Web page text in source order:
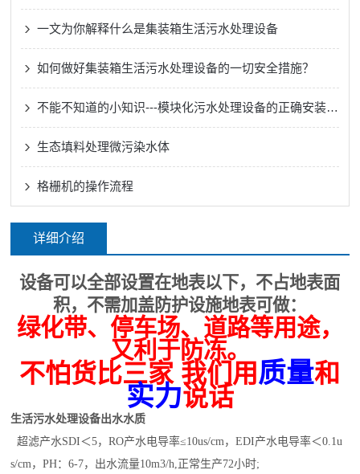
一文为你解释什么是集装箱生活污水处理设备
如何做好集装箱生活污水处理设备的一切安全措施？
不能不知道的小知识---模块化污水处理设备的正确安装方法
生态填料处理微污染水体
格栅机的操作流程
详细介绍
设备可以全部设置在地表以下，不占地表面
积，不需加盖防护设施地表可做：
绿化带、停车场、道路等用途，
又利于防冻。
不怕货比三家 我们用 质量和
实力说话
生活污水处理设备出水水质
超滤产水SDI＜5，RO产水电导率≤10us/cm，EDI产水电导率＜0.1u
s/cm，PH：6-7，出水流量10m3/h,正常生产72小时;